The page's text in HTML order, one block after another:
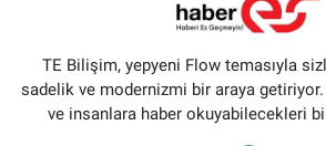
TE Bilişim, yepyeni Flow temasıyla
sadelik ve modernizmi bir araya getiriyor.
ve insanlara haber okuyabilecekleri